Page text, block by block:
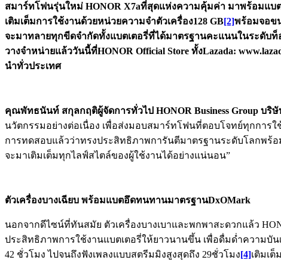
สมาร์ทโฟนรุ่นใหม่ HONOR X7aที่สุดแห่งความคุ้มค่า มาพร้อมแบต
เติมเต็มการใช้งานด้วยหน่วยความจำตัวเครื่อง128 GB[2]พร้อมจอข
จะมาทลายทุกขีดจำกัดทั้งแบตเตอรี่ที่ได้มาตรฐานคะแนนในระดับท็
วางจำหน่ายแล้ววันนี้ที่HONOR Official Store ทั้งLazada:
นำทั่วประเทศ
คุณพัทธนันท์ สกุลกฤติผู้จัดการทั่วไป HONOR Business Group บริษั
นวัตกรรมอย่างต่อเนื่อง เพื่อส่งมอบสมาร์ทโฟนที่ตอบโจทย์ทุกการใ
การทดสอบแล้วว่าทรงประสิทธิภาพการันตีมาตรฐานระดับโลกพร้
จะมาเติมเต็มทุกไลฟ์สไตล์ของผู้ใช้งานได้อย่างแน่นอน”
ตัวเครื่องบางเฉียบ พร้อมแบตอึดทนทานมาตรฐานDxOMark
นอกจากดีไซน์ที่ทันสมัย ตัวเครื่องบางเบาและพกพาสะดวกแล้ว
ประสิทธิภาพการใช้งานแบตเตอรี่ให้ยาวนานขึ้น เพื่อดื่มด่ำความบัน
42 ชั่วโมง ไปจนถึงฟังเพลงแบบสตรีมมิงสูงสุดถึง 29ชั่วโมง[4]เติมเ